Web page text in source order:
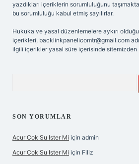
yazdıkları içeriklerin sorumluluğunu
bu sorumluluğu kabul etmiş sayılırlar.
Hukuka ve yasal düzenlemelere aykırı
içerikleri, backlinkpanelicomtr@gmail.com
ilgili içerikler yasal süre içerisinde sitemizden
SON YORUMLAR
Acur Cok Su Ister Mi için admin
Acur Cok Su Ister Mi için Filiz